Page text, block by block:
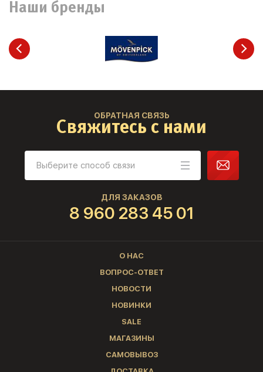
Наши бренды
ОБРАТНАЯ СВЯЗЬ
Свяжитесь с нами
ДЛЯ ЗАКАЗОВ
8 960 283 45 01
О НАС
ВОПРОС-ОТВЕТ
НОВОСТИ
НОВИНКИ
SALE
МАГАЗИНЫ
САМОВЫВОЗ